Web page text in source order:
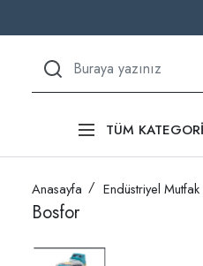
TÜM
Anasayfa Endüstriyel Mutfak
Bosfor